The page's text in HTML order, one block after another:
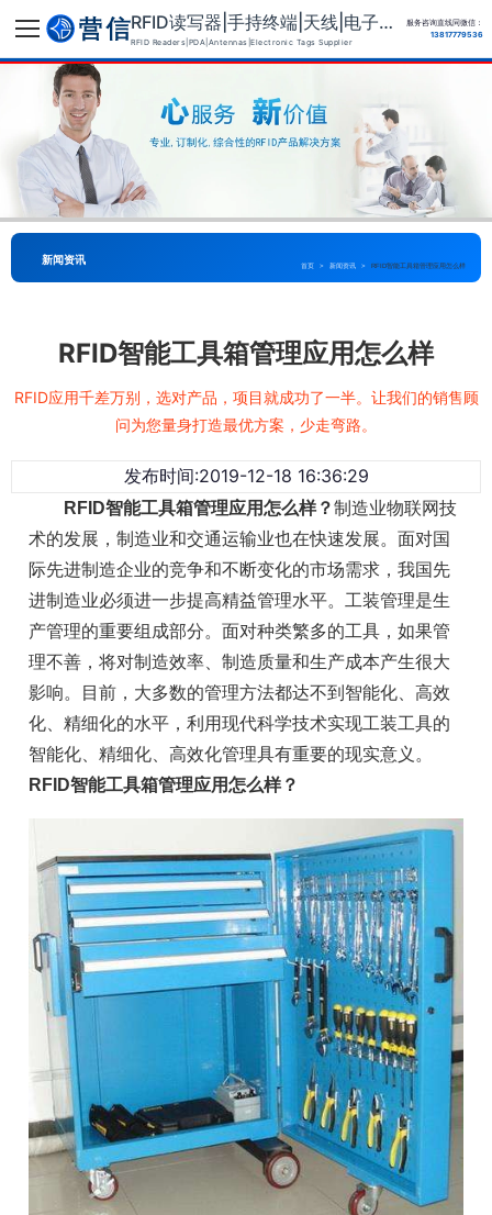
RFID读写器|手持终端|天线|电子标签供应商
RFID Readers|PDA|Antennas|Electronic Tags Supplier
服务咨询直线同微信：
13817779536
新闻资讯 首页 > 新闻资讯 > RFID智能工具箱管理应用怎么样
RFID智能工具箱管理应用怎么样
RFID应用千差万别，选对产品，项目就成功了一半。让我们的销售顾
问为您量身打造最优方案，少走弯路。
发布时间:2019-12-18 16:36:29
RFID智能工具箱管理应用怎么样？制造业物联网技
术的发展，制造业和交通运输业也在快速发展。面对国
际先进制造企业的竞争和不断变化的市场需求，我国先
进制造业必须进一步提高精益管理水平。工装管理是生
产管理的重要组成部分。面对种类繁多的工具，如果管
理不善，将对制造效率、制造质量和生产成本产生很大
影响。目前，大多数的管理方法都达不到智能化、高效
化、精细化的水平，利用现代科学技术实现工装工具的
智能化、精细化、高效化管理具有重要的现实意义。
RFID智能工具箱管理应用怎么样？